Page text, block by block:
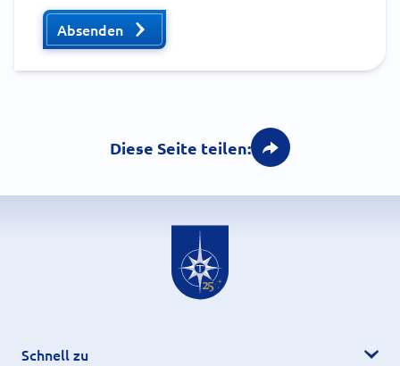
Absenden
Diese Seite teilen:
Schnell zu